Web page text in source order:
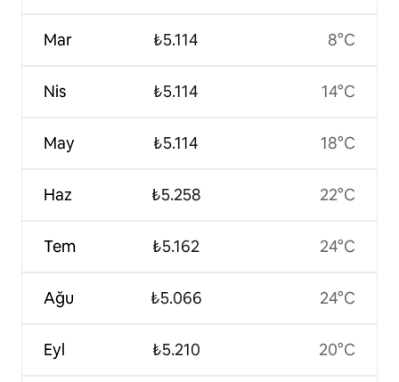
Mar
Nis
May
Haz
Tem
Ağu
Eyl
₺5.114
₺5.114
₺5.114
₺5.258
₺5.162
₺5.066
₺5.210
8°C
14°C
18°C
22°C
24°C
24°C
20°C